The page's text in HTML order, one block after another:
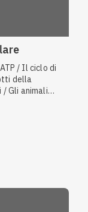
/ Il ciclo di
della
Gli animali